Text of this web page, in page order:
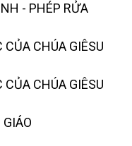
- PHÉP RỬA
CHÚA GIÊSU
CHÚA GIÊSU